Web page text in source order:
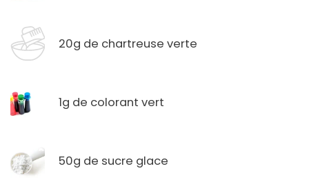
20g de chartreuse verte
1g de colorant vert
50g de sucre glace